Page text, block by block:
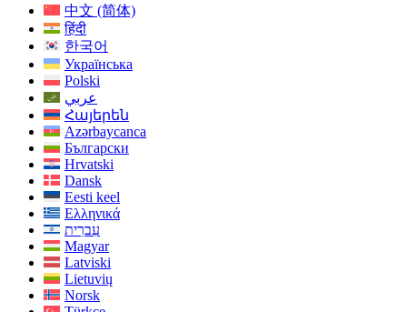
中文 (简体)
हिंदी
한국어
Українська
Polski
عربي
Հայերեն
Azərbaycanca
Български
Hrvatski
Dansk
Eesti keel
Ελληνικά
עִברִית
Magyar
Latviski
Lietuvių
Norsk